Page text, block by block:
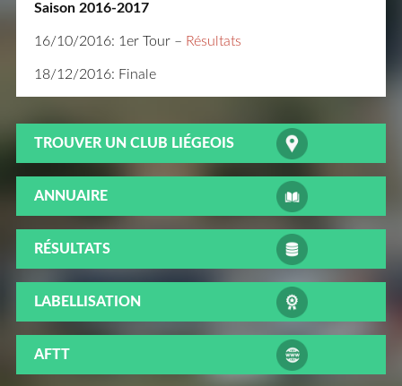
Saison 2016-2017
16/10/2016: 1er Tour – Résultats
18/12/2016: Finale
TROUVER UN CLUB LIÉGEOIS
ANNUAIRE
RÉSULTATS
LABELLISATION
AFTT